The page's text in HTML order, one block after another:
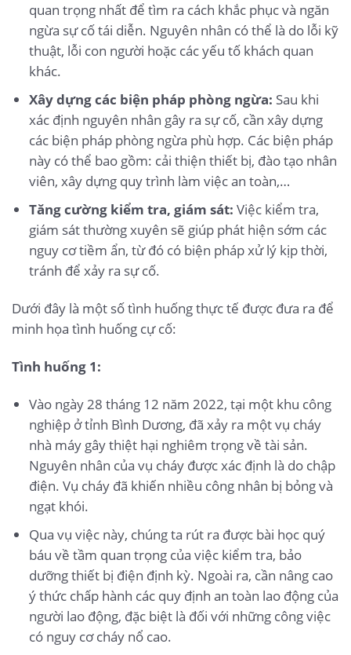
quan trọng nhất để tìm ra cách khắc phục và ngăn
ngừa sự cố tái diễn. Nguyên nhân có thể là do lỗi kỹ
thuật, lỗi con người hoặc các yếu tố khách quan
khác.
Xây dựng các biện pháp phòng ngừa: Sau khi
xác định nguyên nhân gây ra sự cố, cần xây dựng
các biện pháp phòng ngừa phù hợp. Các biện pháp
này có thể bao gồm: cải thiện thiết bị, đào tạo nhân
viên, xây dựng quy trình làm việc an toàn,…
Tăng cường kiểm tra, giám sát: Việc kiểm tra,
giám sát thường xuyên sẽ giúp phát hiện sớm các
nguy cơ tiềm ẩn, từ đó có biện pháp xử lý kịp thời,
tránh để xảy ra sự cố.
Dưới đây là một số tình huống thực tế được đưa ra để
minh họa tình huống cự cố:
Tình huống 1:
Vào ngày 28 tháng 12 năm 2022, tại một khu công
nghiệp ở tỉnh Bình Dương, đã xảy ra một vụ cháy
nhà máy gây thiệt hại nghiêm trọng về tài sản.
Nguyên nhân của vụ cháy được xác định là do chập
điện. Vụ cháy đã khiến nhiều công nhân bị bỏng và
ngạt khói.
Qua vụ việc này, chúng ta rút ra được bài học quý
báu về tầm quan trọng của việc kiểm tra, bảo
dưỡng thiết bị điện định kỳ. Ngoài ra, cần nâng cao
ý thức chấp hành các quy định an toàn lao động của
người lao động, đặc biệt là đối với những công việc
có nguy cơ cháy nổ cao.